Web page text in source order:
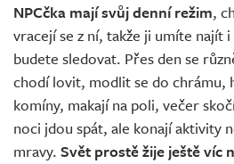
NPCčka mají svůj denní režim,
vracejí se z ní, takže ji umíte najít
budete sledovat. Přes den se
chodí lovit, modlit se do chrámu,
komíny, makají na poli, večer
noci jdou spát, ale konají aktivity
mravy. Svět prostě žije ještě víc